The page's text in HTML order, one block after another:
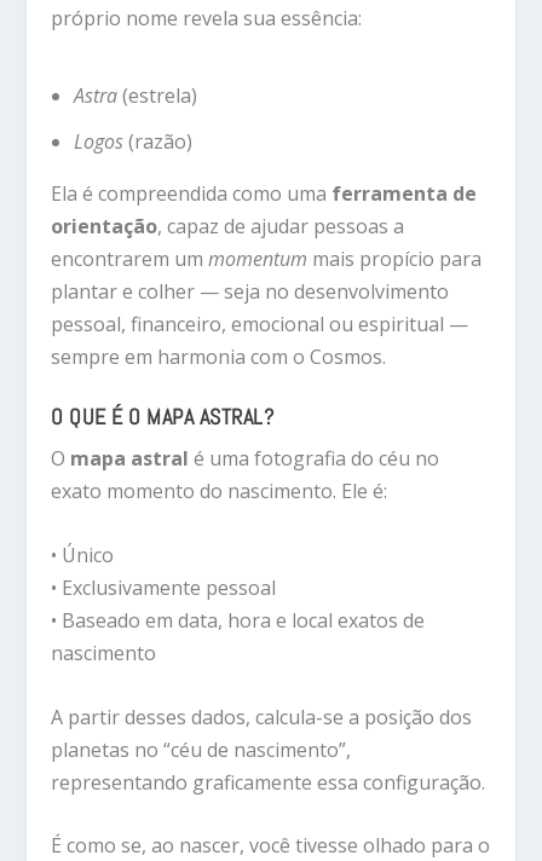
próprio nome revela sua essência:
Astra(estrela)
Logos(razão)
Ela é compreendida como uma ferramenta de
orientação, capaz de ajudar pessoas a
encontrarem ummomentum mais propício para
plantar e colher — seja no desenvolvimento
pessoal, financeiro, emocional ou espiritual —
sempre em harmonia com o Cosmos.
O QUE É O MAPA ASTRAL?
O mapa astral é uma fotografia do céu no
exato momento do nascimento. Ele é:
• Único
• Exclusivamente pessoal
• Baseado em data, hora e local exatos de
nascimento
A partir desses dados, calcula-se a posição dos
planetas no “céu de nascimento”,
representando graficamente essa configuração.
É como se, ao nascer, você tivesse olhado para o